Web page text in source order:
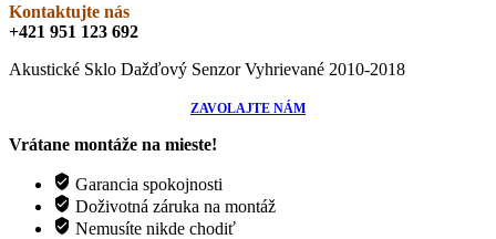
Kontaktujte nás
+421 951 123 692
Akustické Sklo Dažďový Senzor Vyhrievané 2010-2018
ZAVOLAJTE NÁM
Vrátane montáže na mieste!
Garancia spokojnosti
Doživotná záruka na montáž
Nemusíte nikde chodiť